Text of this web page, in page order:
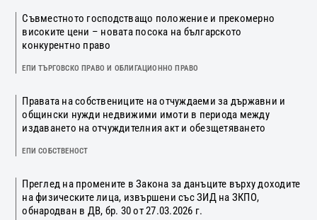
Съвместното господстващо положение и прекомерно
високите цени – новата посока на българското
конкурентно право
ЕПИ ТЪРГОВСКО ПРАВО И ОБЛИГАЦИОННО ПРАВО
Правата на собствениците на отчуждаеми за държавни и
общински нужди недвижими имоти в периода между
издаването на отчуждителния акт и обезщетяването
ЕПИ СОБСТВЕНОСТ
Преглед на промените в Закона за данъците върху доходите
на физическите лица, извършени със ЗИД на ЗКПО,
обнародван в ДВ, бр. 30 от 27.03.2026 г.